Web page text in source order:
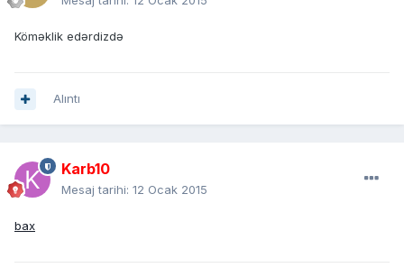
Köməklik edərdizdə
Alıntı
Karb10
Mesaj tarihi: 12 Ocak 2015
bax